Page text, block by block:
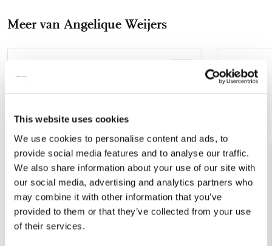
This website uses cookies
We use cookies to personalise content and ads, to
provide social media features and to analyse our traffic.
We also share information about your use of our site with
our social media, advertising and analytics partners who
may combine it with other information that you’ve
provided to them or that they’ve collected from your use
of their services.
mail
Meer van Angelique Weijers
Toevoegen